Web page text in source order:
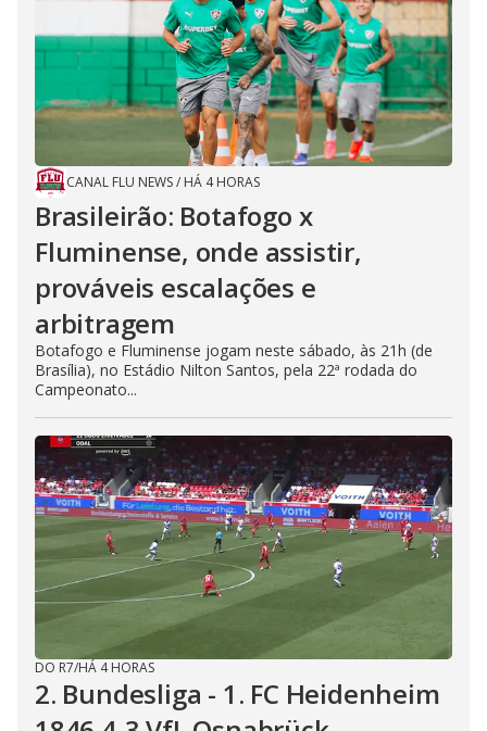
CANAL FLU NEWS/ HÁ 4 HORAS
Brasileirão: Botafogo x
Fluminense, onde assistir,
prováveis escalações e
arbitragem
Botafogo e Fluminense jogam neste sábado, às 21h (de
Brasília), no Estádio Nilton Santos, pela 22ª rodada do
Campeonato...
DO R7/HÁ 4 HORAS
2. Bundesliga - 1. FC Heidenheim